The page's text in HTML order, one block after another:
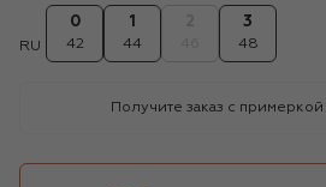
RU
0
42
1
44
3
48
Получите заказ с примеркой